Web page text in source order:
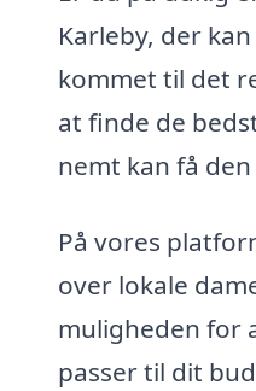
Karleby, der
kommet til det
at finde de
nemt kan få
På vores
over lokale
muligheden for
passer til dit